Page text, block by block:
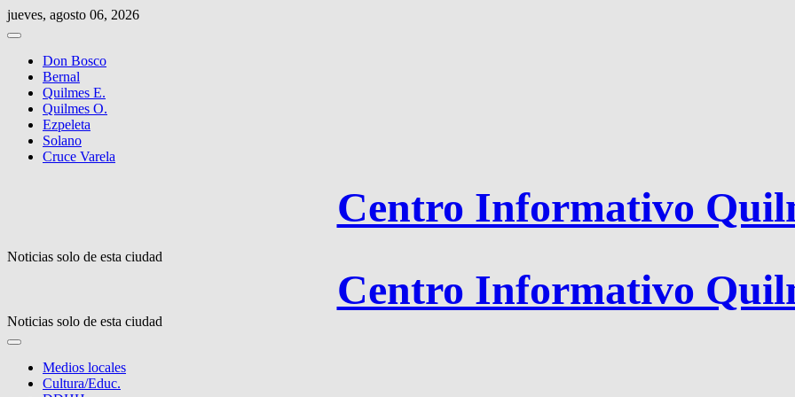
Saltar
al
jueves, agosto 06, 2026
Don Bosco
Bernal
Quilmes E.
Quilmes O.
Ezpeleta
Solano
Cruce Varela
Centro Informativo
Noticias solo de esta ciudad
Centro Informativo
Noticias solo de esta ciudad
Medios locales
Cultura/Educ.